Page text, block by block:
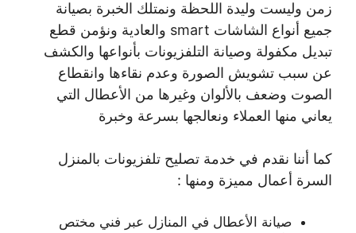
زمن وليست وليدة اللحظة ونمتلك الخبرة بصيانة
جميع أنواع الشاشات smart والعادية ونؤمن قطع
تبديل مكفولة وصيانة التلفزيونات بأنواعها والكشف
عن سبب تشويش الصورة وعدم نقاءها وانقطاع
الصوت وضعف بالألوان وغيرها من الأعطال التي
يعاني منها العملاء ونعالجها بسرعة وخبرة
كما أننا نقدم في خدمة تصليح تلفزيونات بالمنزل
السرة أعمال مميزة ومنها :
صيانة الأعطال في المنازل عبر فني مختص